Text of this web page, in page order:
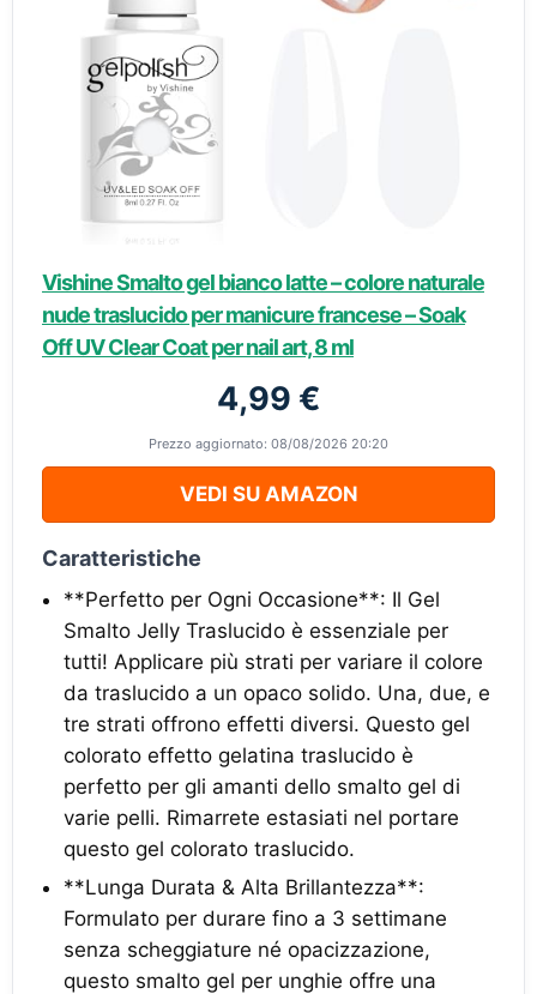
Vishine Smalto gel bianco latte – colore naturale
nude traslucido per manicure francese – Soak
Off UV Clear Coat per nail art, 8 ml
4,99 €
Prezzo aggiornato: 08/08/2026 20:20
VEDI SU AMAZON
Caratteristiche
**Perfetto per Ogni Occasione**: Il Gel
Smalto Jelly Traslucido è essenziale per
tutti! Applicare più strati per variare il colore
da traslucido a un opaco solido. Una, due, e
tre strati offrono effetti diversi. Questo gel
colorato effetto gelatina traslucido è
perfetto per gli amanti dello smalto gel di
varie pelli. Rimarrete estasiati nel portare
questo gel colorato traslucido.
**Lunga Durata & Alta Brillantezza**:
Formulato per durare fino a 3 settimane
senza scheggiature né opacizzazione,
questo smalto gel per unghie offre una